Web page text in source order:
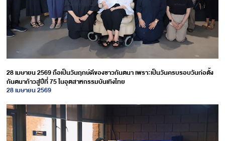
28 เมษายน 2569 ถือเป็นวันฤกษ์ดีของชาวกันตนา เพราะเป็นวันครบรอบวันก่อตั้ง
กันตนาก้าวสู่ปีที่ 75 ในอุตสาหกรรมบันเทิงไทย
28 เมษายน 2569